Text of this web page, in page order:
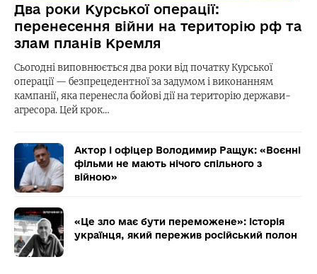
Два роки Курської операції:
перенесення війни на територію рф та
злам планів Кремля
Сьогодні виповнюється два роки від початку Курської
операції — безпрецедентної за задумом і виконанням
кампанії, яка перенесла бойові дії на територію держави-
агресора. Цей крок…
Актор і офіцер Володимир Ращук: «Воєнні
фільми не мають нічого спільного з
війною»
«Це зло має бути переможене»: історія
українця, який пережив російський полон